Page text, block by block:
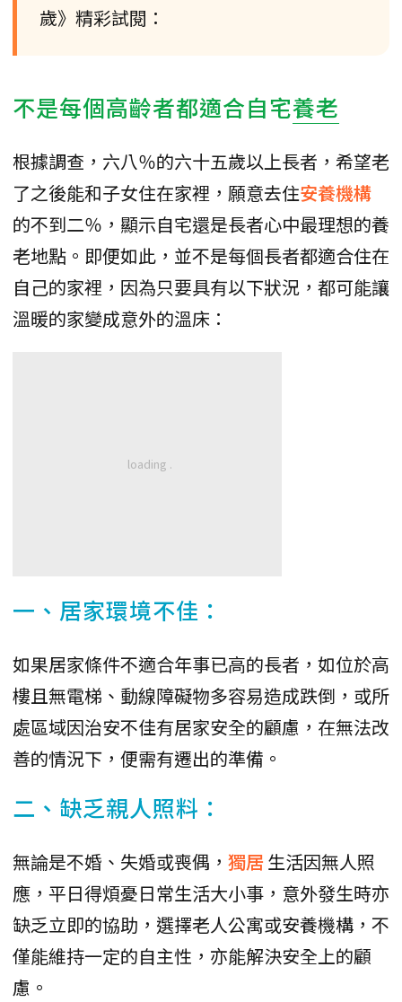
歲》精彩試閱：
不是每個高齡者都適合自宅養老
根據調查，六八％的六十五歲以上長者，希望老
了之後能和子女住在家裡，願意去住安養機構
的不到二％，顯示自宅還是長者心中最理想的養
老地點。即便如此，並不是每個長者都適合住在
自己的家裡，因為只要具有以下狀況，都可能讓
溫暖的家變成意外的溫床：
一、居家環境不佳：
如果居家條件不適合年事已高的長者，如位於高
樓且無電梯、動線障礙物多容易造成跌倒，或所
處區域因治安不佳有居家安全的顧慮，在無法改
善的情況下，便需有遷出的準備。
二、缺乏親人照料：
無論是不婚、失婚或喪偶， 獨居生活因無人照
應，平日得煩憂日常生活大小事，意外發生時亦
缺乏立即的協助，選擇老人公寓或安養機構，不
僅能維持一定的自主性，亦能解決安全上的顧
慮。